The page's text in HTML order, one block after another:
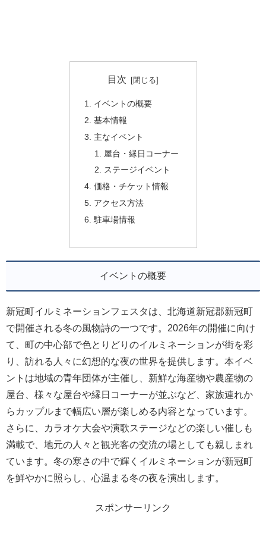
目次
イベントの概要
基本情報
主なイベント
屋台・縁日コーナー
ステージイベント
価格・チケット情報
アクセス方法
駐車場情報
イベントの概要
新冠町イルミネーションフェスタは、北海道新冠郡新冠町
で開催される冬の風物詩の一つです。2026年の開催に向け
て、町の中心部で色とりどりのイルミネーションが街を彩
り、訪れる人々に幻想的な夜の世界を提供します。本イベ
ントは地域の青年団体が主催し、新鮮な海産物や農産物の
屋台、様々な屋台や縁日コーナーが並ぶなど、家族連れか
らカップルまで幅広い層が楽しめる内容となっています。
さらに、カラオケ大会や演歌ステージなどの楽しい催しも
満載で、地元の人々と観光客の交流の場としても親しまれ
ています。冬の寒さの中で輝くイルミネーションが新冠町
を鮮やかに照らし、心温まる冬の夜を演出します。
スポンサーリンク